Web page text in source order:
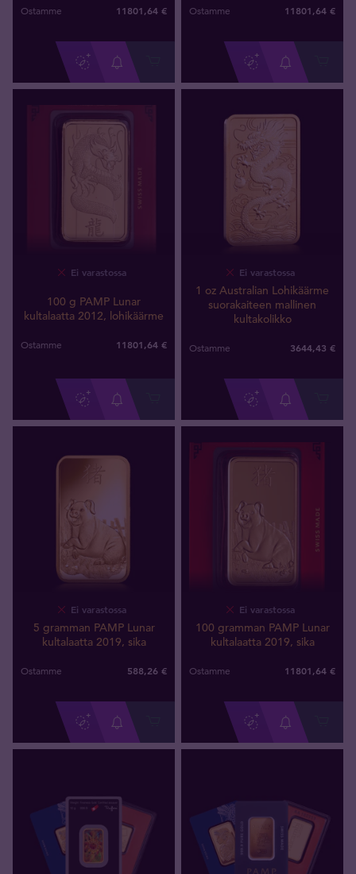
Ostamme 11801,64 € Ostamme 11801,64 €
Ei varastossa
100 g PAMP Lunar
kultalaatta 2012, lohikäärme
Ostamme 11801,64 €
Ei varastossa
1 oz Australian Lohikäärme
suorakaiteen mallinen
kultakolikko
Ostamme 3644,43 €
Ei varastossa
5 gramman PAMP Lunar
kultalaatta 2019, sika
Ostamme 588,26 €
Ei varastossa
100 gramman PAMP Lunar
kultalaatta 2019, sika
Ostamme 11801,64 €